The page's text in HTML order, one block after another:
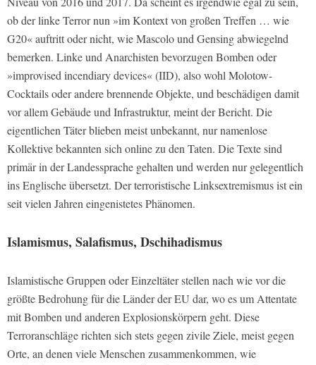
ob der linke Terror nun »im Kontext von großen Treffen … wie
G20« auftritt oder nicht, wie Mascolo und Gensing abwiegelnd
bemerken. Linke und Anarchisten bevorzugen Bomben oder
»improvised incendiary devices« (IID), also wohl Molotow-
Cocktails oder andere brennende Objekte, und beschädigen damit
vor allem Gebäude und Infrastruktur, meint der Bericht. Die
eigentlichen Täter blieben meist unbekannt, nur namenlose
Kollektive bekannten sich online zu den Taten. Die Texte sind
primär in der Landessprache gehalten und werden nur gelegentlich
ins Englische übersetzt. Der terroristische Linksextremismus ist ein
seit vielen Jahren eingenistetes Phänomen.
Islamismus, Salafismus, Dschihadismus
Islamistische Gruppen oder Einzeltäter stellen nach wie vor die
größte Bedrohung für die Länder der EU dar, wo es um Attentate
mit Bomben und anderen Explosionskörpern geht. Diese
Terroranschläge richten sich stets gegen zivile Ziele, meist gegen
Orte, an denen viele Menschen zusammenkommen, wie